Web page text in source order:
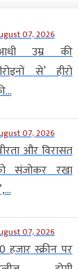
07, 2026
उम्र की
से’ हीरो
07, 2026
और विरासत
संजोकर रखा
07, 2026
हजार स्क्रीन पर